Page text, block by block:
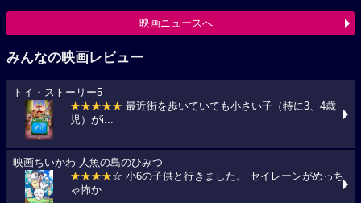
映画ニュースへ
みんなの映画レビュー
トイ・ストーリー5
★★★★★ 最近街を歩いていても小さい子（特に3、4歳
児）がi...
映画ちいかわ 人魚の島のひみつ
★★★★☆ 小6の子供と行きました。 セイレーンがめっち
ゃ怖か...